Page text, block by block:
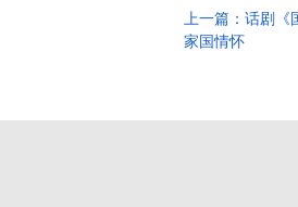
上一篇：话剧《
家国情怀